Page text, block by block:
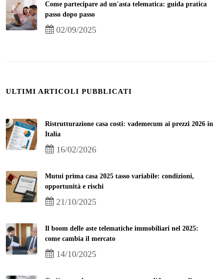
Come partecipare ad un'asta telematica: guida pratica
passo dopo passo
02/09/2025
ULTIMI ARTICOLI PUBBLICATI
Ristrutturazione casa costi: vademecum ai prezzi 2026 in
Italia
16/02/2026
Mutui prima casa 2025 tasso variabile: condizioni,
opportunità e rischi
21/10/2025
Il boom delle aste telematiche immobiliari nel 2025:
come cambia il mercato
14/10/2025